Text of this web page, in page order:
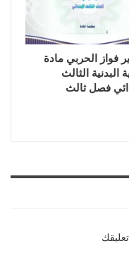
فواز الحربي مادة
البدنية الثالث
فصل ثالث